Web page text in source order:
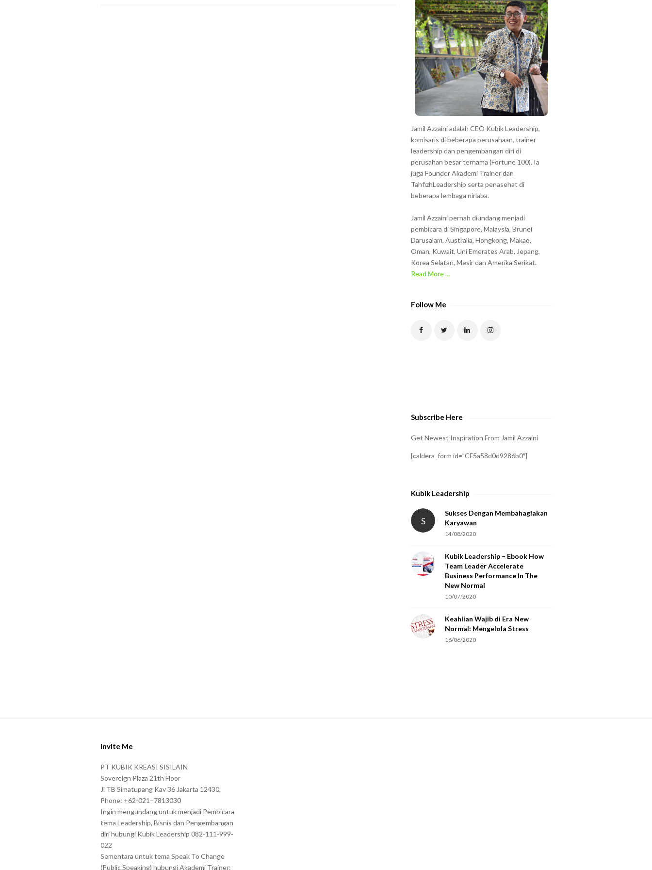
Jamil Azzaini adalah CEO Kubik Leadership,
komisaris di beberapa perusahaan, trainer
leadership dan pengembangan diri di
perusahan besar ternama (Fortune 100). Ia
juga Founder Akademi Trainer dan
TahfizhLeadership serta penasehat di
beberapa lembaga nirlaba.
Jamil Azzaini pernah diundang menjadi
pembicara di Singapore, Malaysia, Brunei
Darusalam, Australia, Hongkong, Makao,
Oman, Kuwait, Uni Emerates Arab, Jepang,
Korea Selatan, Mesir dan Amerika Serikat.
Read More ...
Follow Me
Subscribe Here
Get Newest Inspiration From Jamil Azzaini
[caldera_form id=”CF5a58d0d9286b0″]
Kubik Leadership
S
Sukses Dengan Membahagiakan
Karyawan
14/08/2020
Kubik Leadership – Ebook How
Team Leader Accelerate
Business Performance In The
New Normal
10/07/2020
Keahlian Wajib di Era New
Normal: Mengelola Stress
16/06/2020
Invite Me
PT KUBIK KREASI SISILAIN
Sovereign Plaza 21th Floor
Jl TB Simatupang Kav 36 Jakarta 12430,
Phone: +62-021–7813030
Ingin mengundang untuk menjadi Pembicara
tema Leadership, Bisnis dan Pengembangan
diri hubungi Kubik Leadership 082-111-999-
022
Sementara untuk tema Speak To Change
(Public Speaking) hubungi Akademi Trainer: